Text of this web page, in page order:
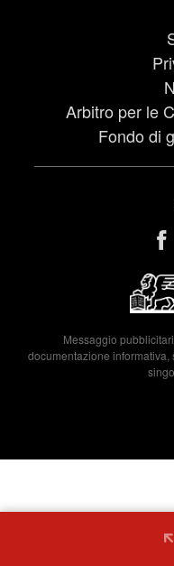
Arbitro per le
Fondo di
Messaggio
documentazione